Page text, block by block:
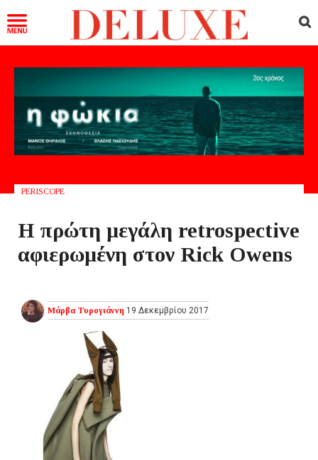
PERISCOPE
Η πρώτη μεγάλη retrospective
αφιερωμένη στον Rick Owens
Μάρβα Τυρογιάννη 19 Δεκεμβρίου 2017